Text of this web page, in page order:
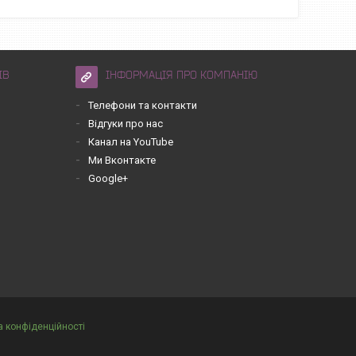
ІНФОРМАЦІЯ ПРО КОМПАНІЮ
Телефони та контакти
Відгуки про нас
Канал на YouTube
Ми Вконтакте
Google+
конфіденційності